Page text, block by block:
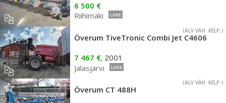
6 500 €
Riihimäki
LIIKE
(ALV VÄH. KELP.)
Överum TiveTronic Combi Jet C4606
7 467 €, 2001
Jalasjärvi
LIIKE
(ALV VÄH. KELP.)
Överum CT 488H